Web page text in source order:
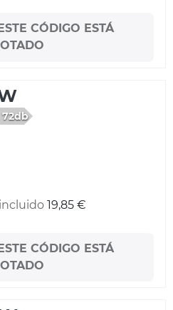
CÓDIGO ESTÁ
72db
19,85 €
CÓDIGO ESTÁ